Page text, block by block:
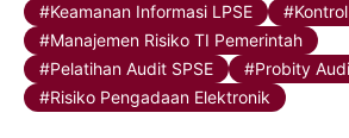
Keamanan Informasi LPSE
Manajemen Risiko TI Pemerintah
Pelatihan Audit SPSE
Probity
Risiko Pengadaan Elektronik